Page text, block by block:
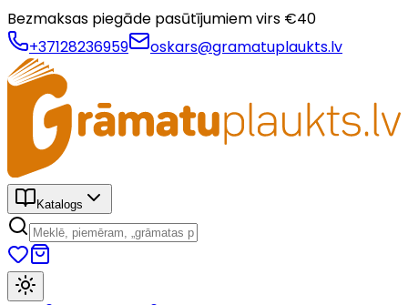
Bezmaksas piegāde pasūtījumiem virs €40
+37128236959
oskars@gramatuplaukts.lv
Katalogs